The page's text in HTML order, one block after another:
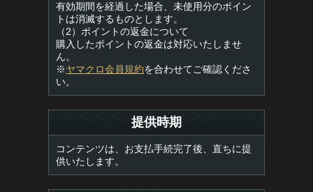
有効期間を経過した場合、未使用分のポイン
トは消滅するものとします。
（2）ポイントの返金について
購入したポイントの返金は対応いたしませ
ん。
※ヤマクロ会員規約を合わせてご確認くださ
い。
提供時期
コンテンツは、お支払手続完了後、直ちに提
供いたします。